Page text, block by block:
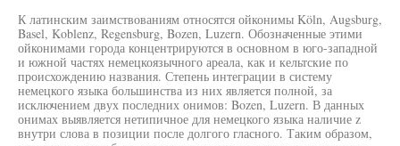
К латинским заимствованиям относятся ойконимы Köln, Augsburg,
Basel, Koblenz, Regensburg, Bozen, Luzern. Обозначенные этими
ойконимами города концентрируются в основном в юго-западной
и южной частях немецкоязычного ареала, как и кельтские по
происхождению названия. Степень интеграции в систему
немецкого языка большинства из них является полной, за
исключением двух последних онимов: Bozen, Luzern. В данных
онимах выявляется нетипичное для немецкого языка наличие z
внутри слова в позиции после долгого гласного. Таким образом,